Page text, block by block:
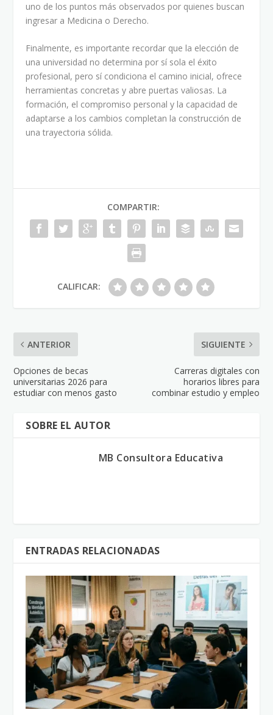
uno de los puntos más observados por quienes buscan
ingresar a Medicina o Derecho.
Finalmente, es importante recordar que la elección de
una universidad no determina por sí sola el éxito
profesional, pero sí condiciona el camino inicial, ofrece
herramientas concretas y abre puertas valiosas. La
formación, el compromiso personal y la capacidad de
adaptarse a los cambios completan la construcción de
una trayectoria sólida.
COMPARTIR:
CALIFICAR:
ANTERIOR
Opciones de becas
universitarias 2026 para
estudiar con menos gasto
SIGUIENTE
Carreras digitales con
horarios libres para
combinar estudio y empleo
SOBRE EL AUTOR
MB Consultora Educativa
ENTRADAS RELACIONADAS